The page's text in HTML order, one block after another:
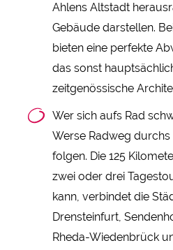
Ahlens Altstadt
Gebäude darstellen.
bieten eine perfekte
das sonst
zeitgenössische
Wer sich aufs Rad
Werse Radweg
folgen. Die 125
zwei oder drei
kann, verbindet die
Drensteinfurt,
Rheda-Wiedenbrück